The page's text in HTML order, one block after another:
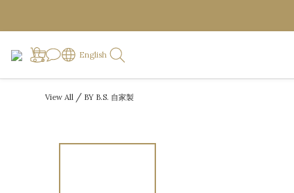
English
View All / BY B.S. 自家製